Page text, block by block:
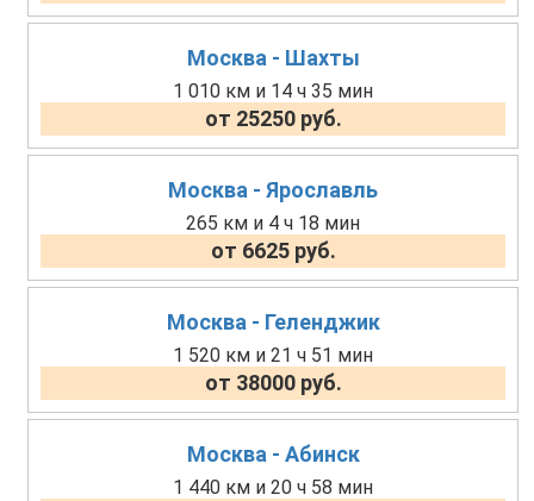
Москва - Шахты
1 010 км и 14 ч 35 мин
от 25250 руб.
Москва - Ярославль
265 км и 4 ч 18 мин
от 6625 руб.
Москва - Геленджик
1 520 км и 21 ч 51 мин
от 38000 руб.
Москва - Абинск
1 440 км и 20 ч 58 мин